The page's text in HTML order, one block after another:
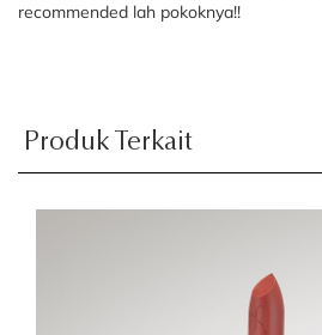
recommended lah pokoknya!!
Produk Terkait